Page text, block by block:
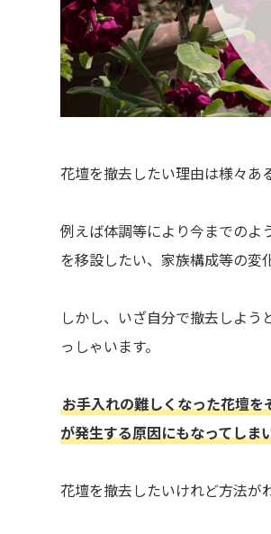
花壇を撤去したい理由は様々あ
例えば体調等により今までのよ
を移設したい、家族構成等の変
しかし、いざ自分で撤去しよ
っしゃいます。
お手入れの難しくなった花壇
が発生する原因にもなってしま
花壇を撤去したいけれど方法が